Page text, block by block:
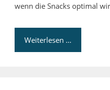
wenn die Snacks optimal
Weiterlesen …